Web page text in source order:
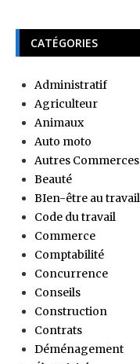
CATÉGORIES
Administratif
Agriculteur
Animaux
Auto moto
Autres Commerces
Beauté
BIen-être au travail
Code du travail
Commerce
Comptabilité
Concurrence
Conseils
Construction
Contrats
Déménagement